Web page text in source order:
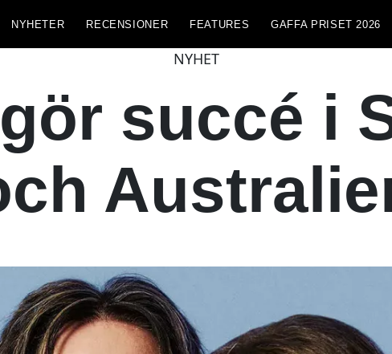
NYHETER RECENSIONER FEATURES GAFFA PRISET 2026
NYHET
succé i